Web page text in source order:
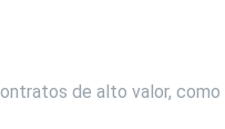
de alto valor, como